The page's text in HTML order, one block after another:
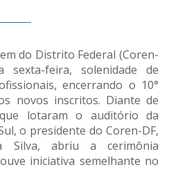
do Distrito Federal (Coren-
sexta-feira, solenidade de
encerrando o 10°
novos inscritos. Diante de
lotaram o auditório da
o presidente do Coren-DF,
Silva, abriu a cerimônia
iniciativa semelhante no